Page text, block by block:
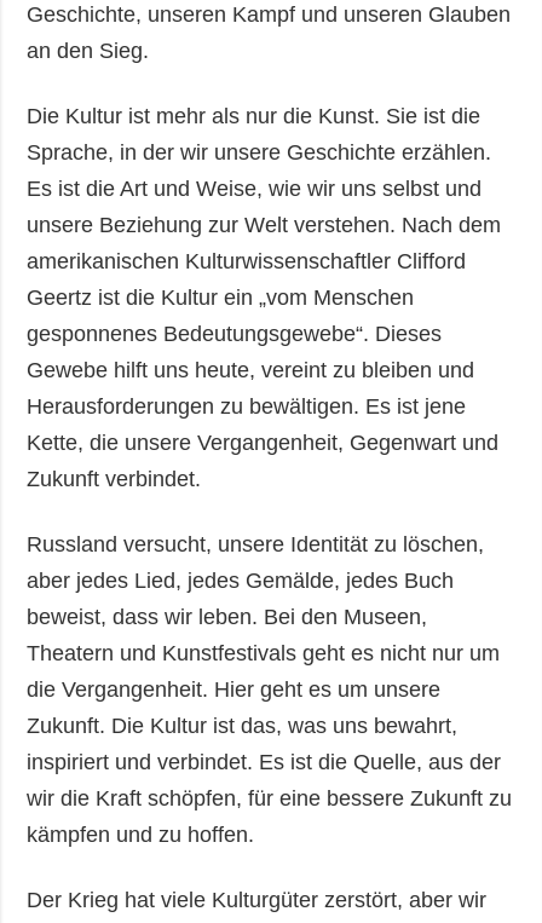
Geschichte, unseren Kampf und unseren Glauben
an den Sieg.
Die Kultur ist mehr als nur die Kunst. Sie ist die
Sprache, in der wir unsere Geschichte erzählen.
Es ist die Art und Weise, wie wir uns selbst und
unsere Beziehung zur Welt verstehen. Nach dem
amerikanischen Kulturwissenschaftler Clifford
Geertz ist die Kultur ein „vom Menschen
gesponnenes Bedeutungsgewebe“. Dieses
Gewebe hilft uns heute, vereint zu bleiben und
Herausforderungen zu bewältigen. Es ist jene
Kette, die unsere Vergangenheit, Gegenwart und
Zukunft verbindet.
Russland versucht, unsere Identität zu löschen,
aber jedes Lied, jedes Gemälde, jedes Buch
beweist, dass wir leben. Bei den Museen,
Theatern und Kunstfestivals geht es nicht nur um
die Vergangenheit. Hier geht es um unsere
Zukunft. Die Kultur ist das, was uns bewahrt,
inspiriert und verbindet. Es ist die Quelle, aus der
wir die Kraft schöpfen, für eine bessere Zukunft zu
kämpfen und zu hoffen.
Der Krieg hat viele Kulturgüter zerstört, aber wir